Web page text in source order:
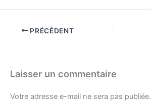
PRÉCÉDENT
Laisser un commentaire
Votre adresse e-mail ne sera pas publiée.